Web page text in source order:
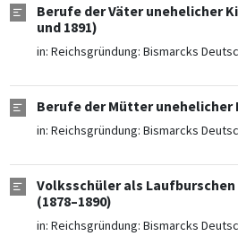
Berufe der Väter unehelicher
und 1891)
in: Reichsgründung: Bismarcks
Berufe der Mütter unehelicher
in: Reichsgründung: Bismarcks
Volksschüler als
(1878–1890)
in: Reichsgründung: Bismarcks